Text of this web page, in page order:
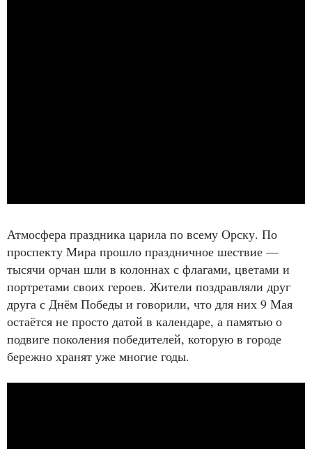
Атмосфера праздника царила по всему Орску. По
проспекту Мира прошло праздничное шествие —
тысячи орчан шли в колоннах с флагами, цветами и
портретами своих героев. Жители поздравляли друг
друга с Днём Победы и говорили, что для них 9 Мая
остаётся не просто датой в календаре, а памятью о
подвиге поколения победителей, которую в городе
бережно хранят уже многие годы.